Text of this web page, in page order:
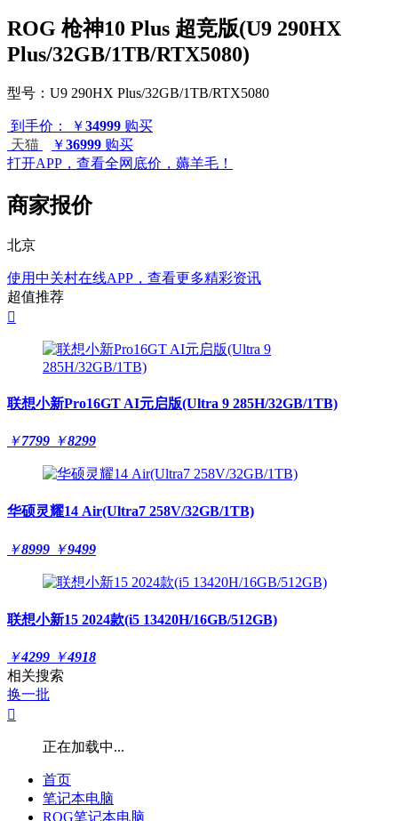
ROG 枪神10 Plus 超竞版(U9 290HX
Plus/32GB/1TB/RTX5080)
型号： U9 290HX Plus/32GB/1TB/RTX5080
到手价： ￥34999 购买
天猫
￥36999 购买
打开APP，查看全网底价，薅羊毛！
商家报价
北京
使用中关村在线APP，查看更多精彩资讯
超值推荐

联想小新Pro16GT AI元启版(Ultra 9 285H/32GB/1TB)
￥7799 ￥8299
华硕灵耀14 Air(Ultra7 258V/32GB/1TB)
￥8999 ￥9499
联想小新15 2024款(i5 13420H/16GB/512GB)
￥4299 ￥4918
相关搜索
换一批

正在加载中...
首页
笔记本电脑
ROG笔记本电脑